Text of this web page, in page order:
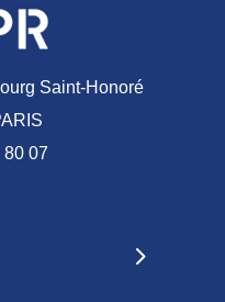
Saint-Honoré
80 07